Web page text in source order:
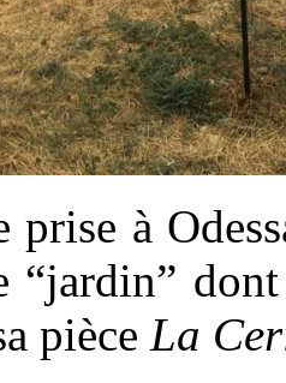
prise à
“jardin”
pièce La